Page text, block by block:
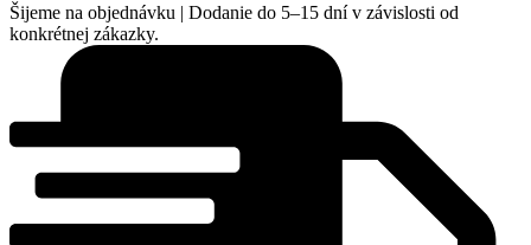
Šijeme na objednávku | Dodanie do 5–15 dní v závislosti od
konkrétnej zákazky.